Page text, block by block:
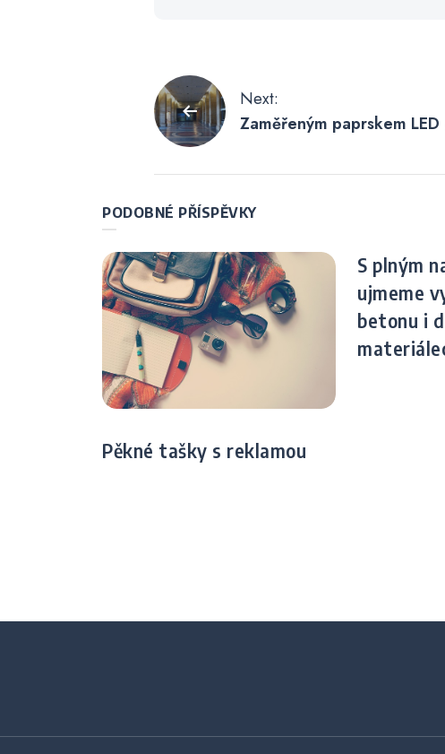
Navigace
pro
příspěvek
Next:
Zaměřeným paprskem LED
PODOBNÉ PŘÍSPĚVKY
Pěkné tašky s reklamou
S plným
ujmeme
betonu i